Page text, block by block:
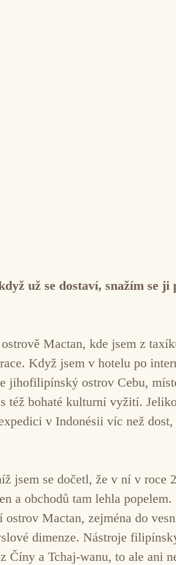
už se dostaví, snažím se ji
Mactan, kde jsem z
Když jsem v hotelu po
jihofilipínský ostrov Cebu,
též bohaté kulturní vyžití.
v Indonésii víc než
jsem se dočetl, že v ní v roce
a obchodů tam lehla
Mactan, zejména do
dimenze. Nástroje
Číny a Tchaj-wanu, to ale ani